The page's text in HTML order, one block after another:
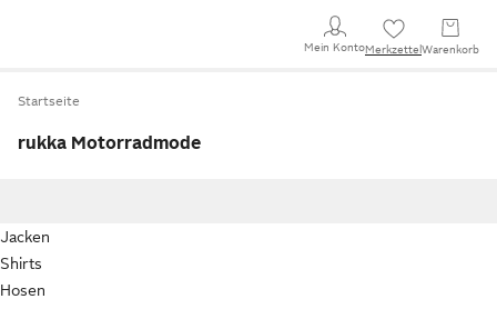
Mein KontoMerkzettel Warenkorb
Startseite
rukka Motorradmode
Jacken
Shirts
Hosen